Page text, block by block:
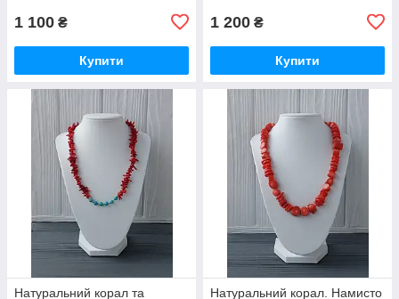
1 100 ₴
Купити
1 200 ₴
Купити
Натуральний корал та
Натуральний корал. Намисто